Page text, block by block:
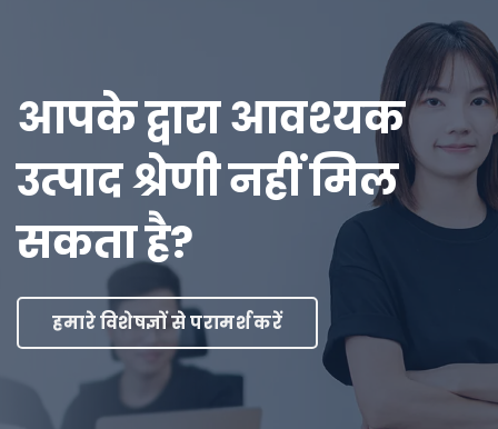
आपके द्वारा आवश्यक
उत्पाद श्रेणी नहीं मिल
सकता है?
हमारे विशेषज्ञों से परामर्श करें